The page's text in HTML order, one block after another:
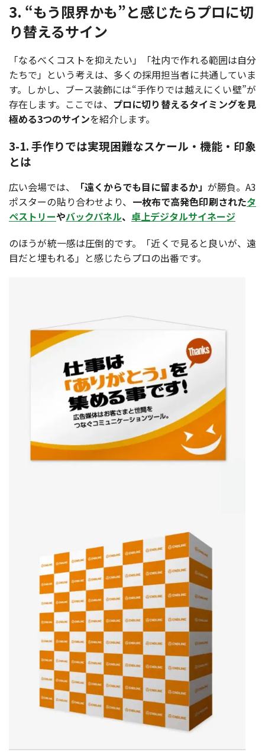
3. “もう限界かも”と感じたらプロに切
り替えるサイン
「なるべくコストを抑えたい」「社内で作れる範囲は自分
たちで」という考えは、多くの採用担当者に共通していま
す。しかし、ブース装飾には“手作りでは越えにくい壁”が
存在します。ここでは、 プロに切り替えるタイミングを見
極める3つのサインを紹介します。
3-1. 手作りでは実現困難なスケール・機能・印象
とは
広い会場では、 「遠くからでも目に留まるか」 が勝負。A3
ポスターの貼り合わせより、 一枚布で高発色印刷されたタ
ペストリーやバックパネル、 卓上デジタルサイネージ
のほうが統一感は圧倒的です。「近くで見ると良いが、遠
目だと埋もれる」と感じたらプロの出番です。